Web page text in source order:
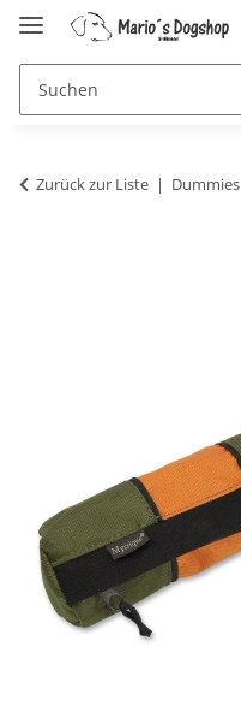
Zurück zur Liste Dummies